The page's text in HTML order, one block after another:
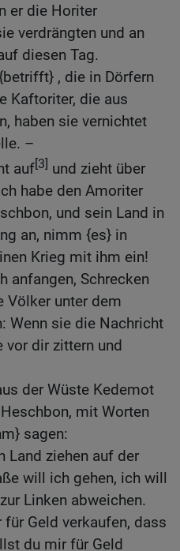
er die Horiter
verdrängten und an
diesen Tag.
, die in Dörfern
Kaftoriter, die aus
haben sie vernichtet
–
auf[3] und zieht über
habe den Amoriter
und sein Land in
an, nimm {es} in
Krieg mit ihm ein!
anfangen, Schrecken
Völker unter dem
Wenn sie die Nachricht
vor dir zittern und
der Wüste Kedemot
mit Worten
sagen:
Land ziehen auf der
will ich gehen, ich will
Linken abweichen.
Geld verkaufen, dass
du mir für Geld